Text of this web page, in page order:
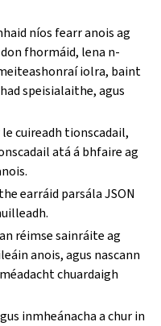
níos fearr anois ag
fhormáid, lena n-
iolra, baint
speisialaithe, agus
cuireadh tionscadail,
atá á bhfaire ag
earráid parsála JSON
réimse sainráite ag
anois, agus nascann
chuardaigh
inmheánacha a chur in